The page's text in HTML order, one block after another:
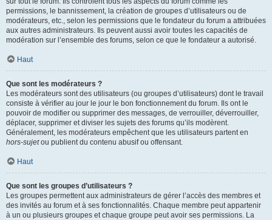
permissions, le bannissement, la création de groupes d’utilisateurs ou de
modérateurs, etc., selon les permissions que le fondateur du forum a attribuées
aux autres administrateurs. Ils peuvent aussi avoir toutes les capacités de
modération sur l’ensemble des forums, selon ce que le fondateur a autorisé.
Haut
Que sont les modérateurs ?
Les modérateurs sont des utilisateurs (ou groupes d’utilisateurs) dont le travail
consiste à vérifier au jour le jour le bon fonctionnement du forum. Ils ont le
pouvoir de modifier ou supprimer des messages, de verrouiller, déverrouiller,
déplacer, supprimer et diviser les sujets des forums qu’ils modèrent.
Généralement, les modérateurs empêchent que les utilisateurs partent en
hors-sujetou publient du contenu abusif ou offensant.
Haut
Que sont les groupes d’utilisateurs ?
Les groupes permettent aux administrateurs de gérer l’accès des membres et
des invités au forum et à ses fonctionnalités. Chaque membre peut appartenir
à un ou plusieurs groupes et chaque groupe peut avoir ses permissions. La